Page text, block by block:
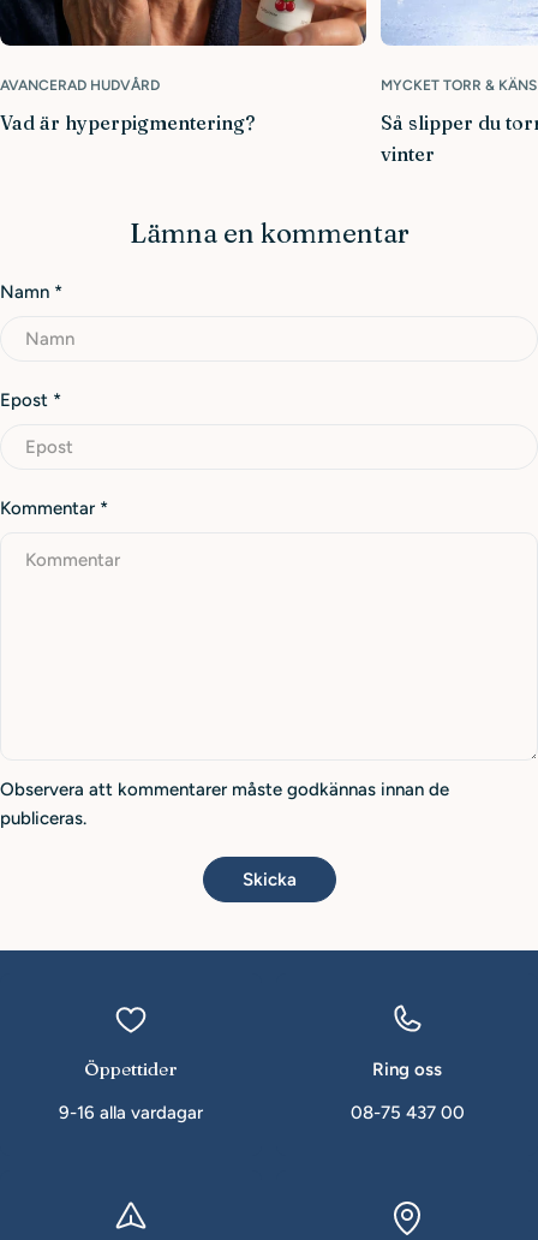
AVANCERAD HUDVÅRD
Vad är hyperpigmentering?
MYCKET TORR &
Så slipper du
vinter
Lämna en kommentar
Namn *
Epost *
Kommentar *
Observera att kommentarer måste godkännas innan de
publiceras.
Skicka
Öppettider
9-16 alla vardagar
Ring oss
08-75 437 00